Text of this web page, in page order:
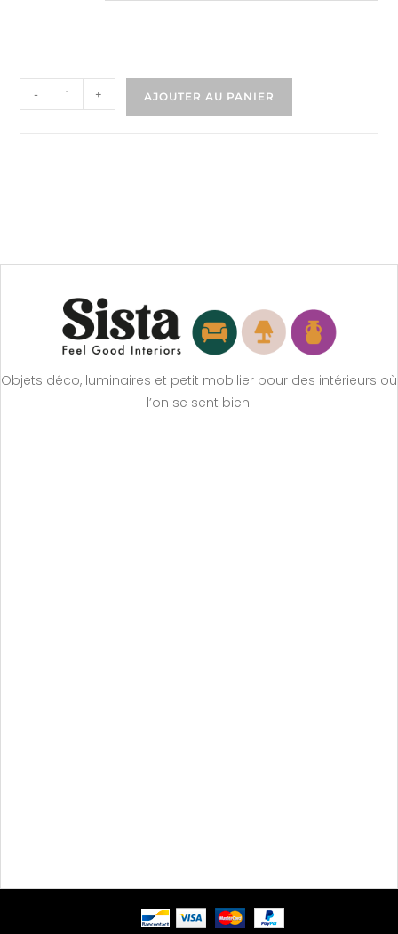
- + AJOUTER AU PANIER
Objets déco, luminaires et petit mobilier pour des intérieurs où
l’on se sent bien.